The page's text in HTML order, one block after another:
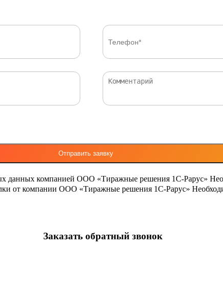
данных компанией ООО «Тиражные решения 1С-Рарус»
от компании ООО «Тиражные решения 1С-Рарус»
Заказать обратный звонок